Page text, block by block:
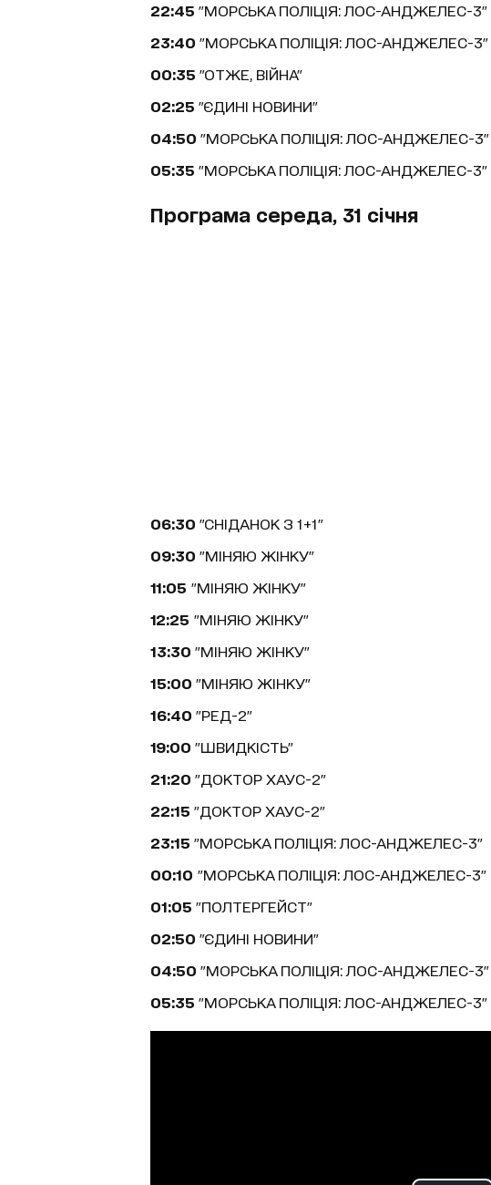
22:45 "МОРСЬКА ПОЛІЦІЯ: ЛОС-АНДЖЕЛЕС-3"
23:40 "МОРСЬКА ПОЛІЦІЯ: ЛОС-АНДЖЕЛЕС-3"
00:35 "ОТЖЕ, ВІЙНА"
02:25 "ЄДИНІ НОВИНИ"
04:50 "МОРСЬКА ПОЛІЦІЯ: ЛОС-АНДЖЕЛЕС-3"
05:35 "МОРСЬКА ПОЛІЦІЯ: ЛОС-АНДЖЕЛЕС-3"
Програма середа, 31 січня
06:30 "СНІДАНОК З 1+1"
09:30 "МІНЯЮ ЖІНКУ"
11:05 "МІНЯЮ ЖІНКУ"
12:25 "МІНЯЮ ЖІНКУ"
13:30 "МІНЯЮ ЖІНКУ"
15:00 "МІНЯЮ ЖІНКУ"
16:40 "РЕД-2"
19:00 "ШВИДКІСТЬ"
21:20 "ДОКТОР ХАУС-2"
22:15 "ДОКТОР ХАУС-2"
23:15 "МОРСЬКА ПОЛІЦІЯ: ЛОС-АНДЖЕЛЕС-3"
00:10 "МОРСЬКА ПОЛІЦІЯ: ЛОС-АНДЖЕЛЕС-3"
01:05 "ПОЛТЕРГЕЙСТ"
02:50 "ЄДИНІ НОВИНИ"
04:50 "МОРСЬКА ПОЛІЦІЯ: ЛОС-АНДЖЕЛЕС-3"
05:35 "МОРСЬКА ПОЛІЦІЯ: ЛОС-АНДЖЕЛЕС-3"